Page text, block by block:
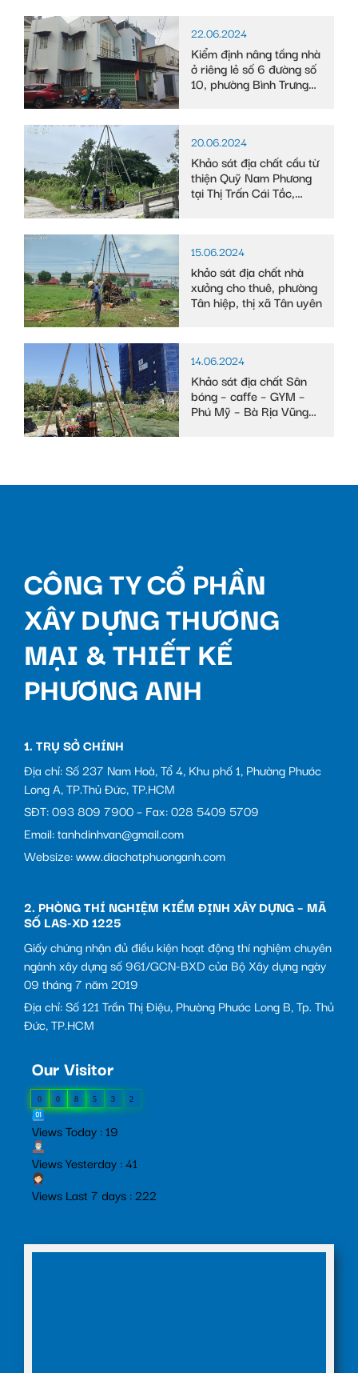
22.06.2024
Kiểm định nâng tầng nhà
ở riêng lẻ số 6 đường số
10, phường Bình Trưng
20.06.2024
Khảo sát địa chất cầu từ
thiện Quỹ Nam Phương
tại Thị Trấn Cái Tắc,
15.06.2024
khảo sát địa chất nhà
xưởng cho thuê, phường
Tân hiệp, thị xã Tân uyên
14.06.2024
Khảo sát địa chất Sân
bóng – caffe – GYM –
Phú Mỹ – Bà Rịa Vũng
CÔNG TY CỔ PHẦN
XÂY DỰNG THƯƠNG
MẠI & THIẾT KẾ
PHƯƠNG ANH
1. TRỤ SỞ CHÍNH
Địa chỉ: Số 237 Nam Hoà, Tổ 4, Khu phố 1, Phường Phước
Long A, TP.Thủ Đức, TP.HCM
SĐT: 093 809 7900 – Fax: 028 5409 5709
Email: tanhdinhvan@gmail.com
Websize: www.diachatphuonganh.com
2. PHÒNG THÍ NGHIỆM KIỂM ĐỊNH XÂY DỰNG – MÃ
SỐ LAS-XD 1225
Giấy chứng nhận đủ điều kiện hoạt động thí nghiệm chuyên
ngành xây dựng số 961/GCN-BXD của Bộ Xây dựng ngày
09 tháng 7 năm 2019
Địa chỉ: Số 121 Trần Thị Điệu, Phường Phước Long B, Tp. Thủ
Đức, TP.HCM
Our Visitor
0 0 8 5 3 2
Views Today : 19
Views Yesterday : 41
Views Last 7 days : 222